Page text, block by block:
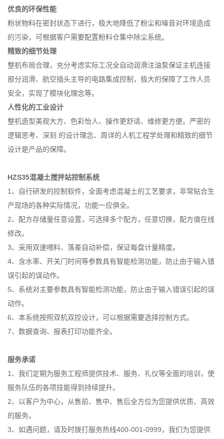
优良的环保性能
粉状物料在密封状态下进行，极大地降低了粉尘和噪音对环境造成
的污染，可根据客户需要配置粉料仓集中除尘系统。
精致的细节处理
整机布局合理，充分考虑实际工况全自动润滑注油泵保证主机连接
部分润滑、航空插头主导的电路集成控制，极大的保障了工作人员
安全，实现了模块化理念等。
人性化的工业设计
整机造型美观大方、色彩怡人、操作更舒适、维修更方便。严密的
逻辑思考、深刻 的设计理念、周详的人机工程学处理和精致的细节
设计是产品的保障。
HZS35混凝土搅拌站控制系统
1、自行研发的控制软件，全面考虑混凝土的工艺要求，非常贴合生
产现场的各种实际情况，功能一应俱全。
2、配方存储量任意设置，可选择多个配方，任意切换，配方值在线
修改。
3、采用双速喂料、落差自动补偿，保证每盘计量精度。
4、含水率、开关门时间等参数具有智能检测功能，防止由于输入错
误引起的误动作。
5、系统对主要参数具有智能检测功能，防止由于输入错误引起的误
动作。
6、本系统按照双机双控设计，可以根据需要选择控制方式。
7、数据查询、报表打印功能齐全。
服务承诺
1、我们定期为服务工程师提供技术、服务、礼仪等全面的培训，使
服务队伍的各项技能得到持续提升。
2、以客户为中心，从售前、售中、售后全方位为您提供优质、高效
的服务。
3、如遇问题，请及时拨打服务热线400-001-0999，我们为您提供